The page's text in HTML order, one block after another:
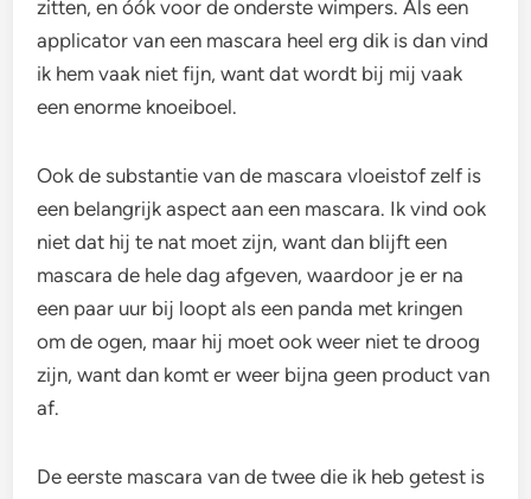
zitten, en óók voor de onderste wimpers. Als een
applicator van een mascara heel erg dik is dan vind
ik hem vaak niet fijn, want dat wordt bij mij vaak
een enorme knoeiboel.
Ook de substantie van de mascara vloeistof zelf is
een belangrijk aspect aan een mascara. Ik vind ook
niet dat hij te nat moet zijn, want dan blijft een
mascara de hele dag afgeven, waardoor je er na
een paar uur bij loopt als een panda met kringen
om de ogen, maar hij moet ook weer niet te droog
zijn, want dan komt er weer bijna geen product van
af.
De eerste mascara van de twee die ik heb getest is